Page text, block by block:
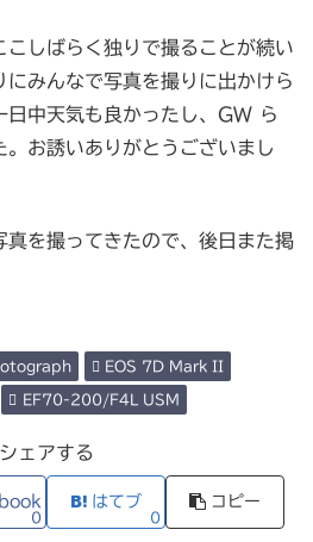
しばらく独りで撮ることが続い
にみんなで写真を撮りに出かけら
日中天気も良かったし、GW ら
。お誘いありがとうございまし
真を撮ってきたので、後日また掲
EOS 7D Mark II
EF70-200/F4L USM
シェアする
0
はてブ
0
コピー